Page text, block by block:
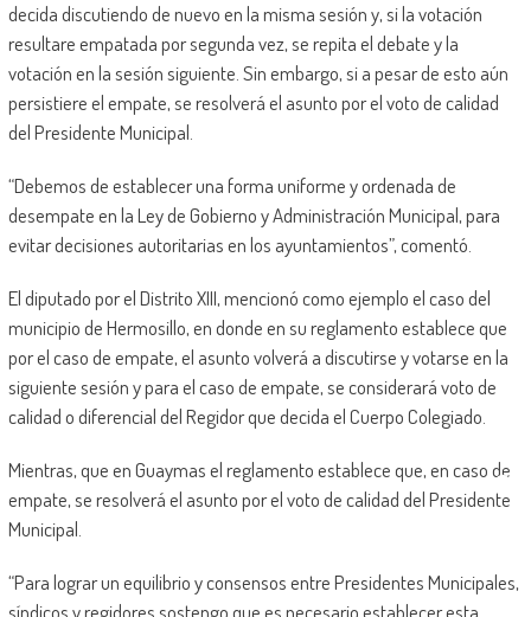
decida discutiendo de nuevo en la misma sesión y, si la votación
resultare empatada por segunda vez, se repita el debate y la
votación en la sesión siguiente. Sin embargo, si a pesar de esto aún
persistiere el empate, se resolverá el asunto por el voto de calidad
del Presidente Municipal.
“Debemos de establecer una forma uniforme y ordenada de
desempate en la Ley de Gobierno y Administración Municipal, para
evitar decisiones autoritarias en los ayuntamientos”, comentó.
El diputado por el Distrito XIII, mencionó como ejemplo el caso del
municipio de Hermosillo, en donde en su reglamento establece que
por el caso de empate, el asunto volverá a discutirse y votarse en la
siguiente sesión y para el caso de empate, se considerará voto de
calidad o diferencial del Regidor que decida el Cuerpo Colegiado.
Mientras, que en Guaymas el reglamento establece que, en caso de
empate, se resolverá el asunto por el voto de calidad del Presidente
Municipal.
“Para lograr un equilibrio y consensos entre Presidentes Municipales,